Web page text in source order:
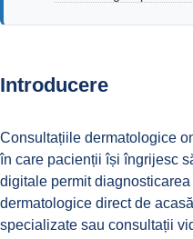
Introducere
Consultațiile dermatologice
în care pacienții își îngrijesc
digitale permit
dermatologice direct de
specializate sau consultații